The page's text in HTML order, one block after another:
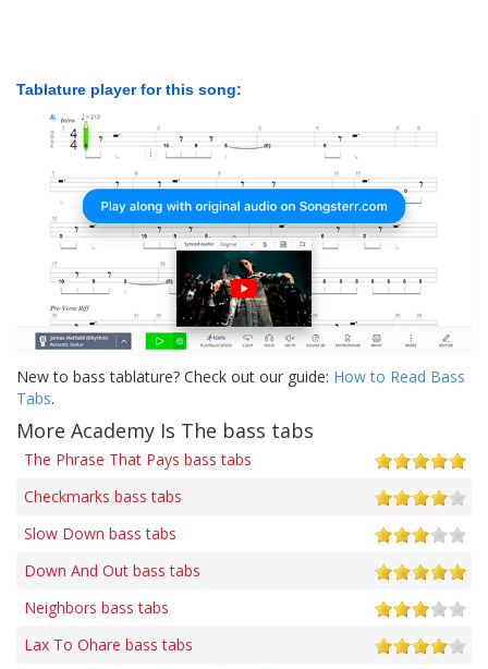
Tablature player for this song:
New to bass tablature? Check out our guide: How to Read Bass
Tabs.
More Academy Is The bass tabs
The Phrase That Pays bass tabs
Checkmarks bass tabs
Slow Down bass tabs
Down And Out bass tabs
Neighbors bass tabs
Lax To Ohare bass tabs